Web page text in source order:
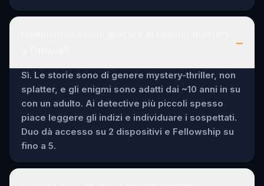
–
Sì. Le storie sono di genere mystery-thriller, non
splatter, e gli enigmi sono adatti dai ~10 anni in su
con un adulto. Ai detective più piccoli spesso
piace leggere gli indizi e individuare i sospettati.
Duo dà accesso su 2 dispositivi e Fellowship su
fino a 5.